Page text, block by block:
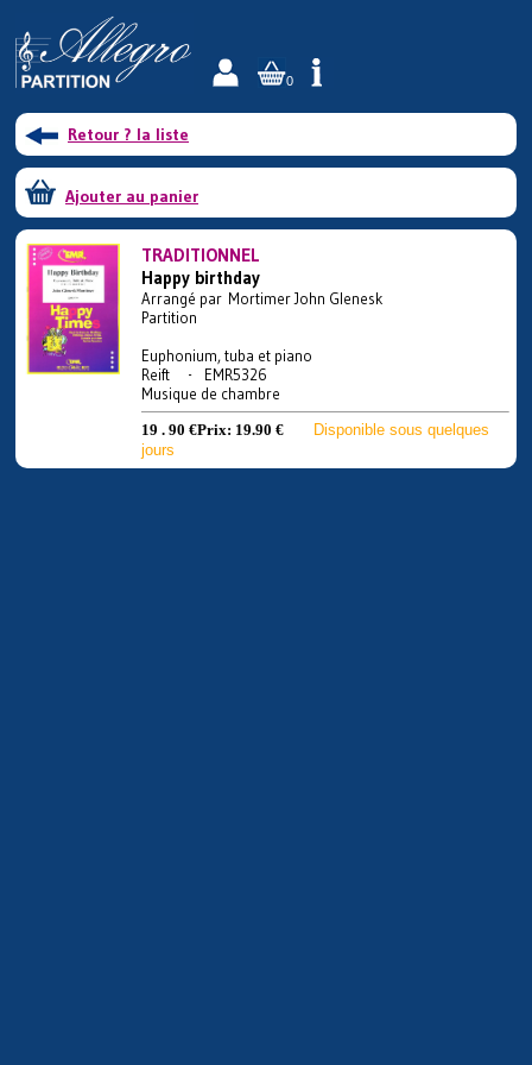
0
Retour ? la liste
Ajouter au panier
TRADITIONNEL
Happy birthday
Arrangé par Mortimer John Glenesk
Partition
Euphonium, tuba et piano
Reift - EMR5326
Musique de chambre
19 . 90 €Prix: 19.90 €
Disponible sous quelques
jours